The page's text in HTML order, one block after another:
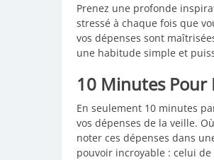
Prenez une profonde
stressé à chaque fois que
vos dépenses sont
une habitude simple et
10 Minutes Pour
En seulement 10 minutes
vos dépenses de la veille.
noter ces dépenses dans
pouvoir incroyable : celui